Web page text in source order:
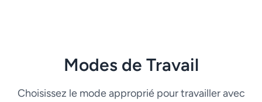
Modes de Travail
Choisissez le mode approprié pour travailler avec